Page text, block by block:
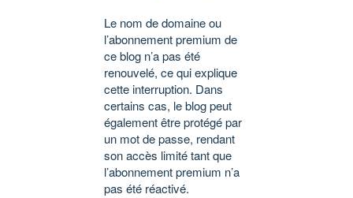
Le nom de domaine ou
l’abonnement premium de
ce blog n’a pas été
renouvelé, ce qui explique
cette interruption. Dans
certains cas, le blog peut
également être protégé par
un mot de passe, rendant
son accès limité tant que
l’abonnement premium n’a
pas été réactivé.